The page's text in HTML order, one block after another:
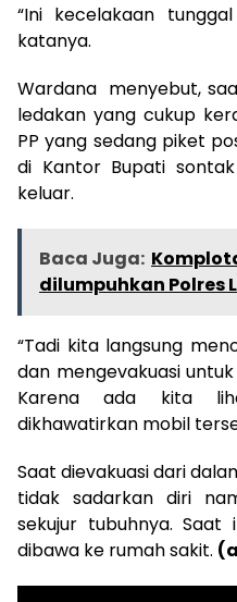
“Ini kecelakaan
katanya.
Wardana menyebut,
ledakan yang cukup
PP yang sedang piket
di Kantor Bupati
keluar.
Baca Juga:
dilumpuhkan Polres
“Tadi kita langsung
dan mengevakuasi
Karena ada kita
dikhawatirkan mobil
Saat dievakuasi dari
tidak sadarkan diri
sekujur tubuhnya.
dibawa ke rumah sakit.